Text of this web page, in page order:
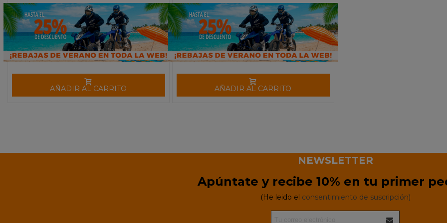
AÑADIR AL CARRITO AÑADIR AL CARRITO
NEWSLETTER
Apúntate y recibe 10% en tu primer
(He leido el consentimiento de suscripción)